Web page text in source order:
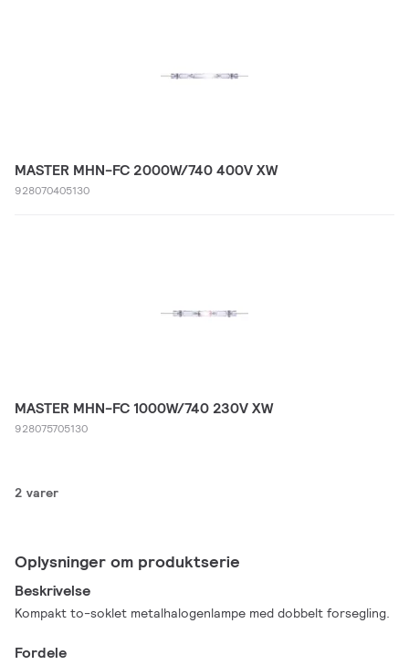
MASTER MHN-FC 2000W/740 400V XW
928070405130
MASTER MHN-FC 1000W/740 230V XW
928075705130
2 varer
Oplysninger om produktserie
Beskrivelse
Kompakt to-soklet metalhalogenlampe med dobbelt forsegling.
Fordele